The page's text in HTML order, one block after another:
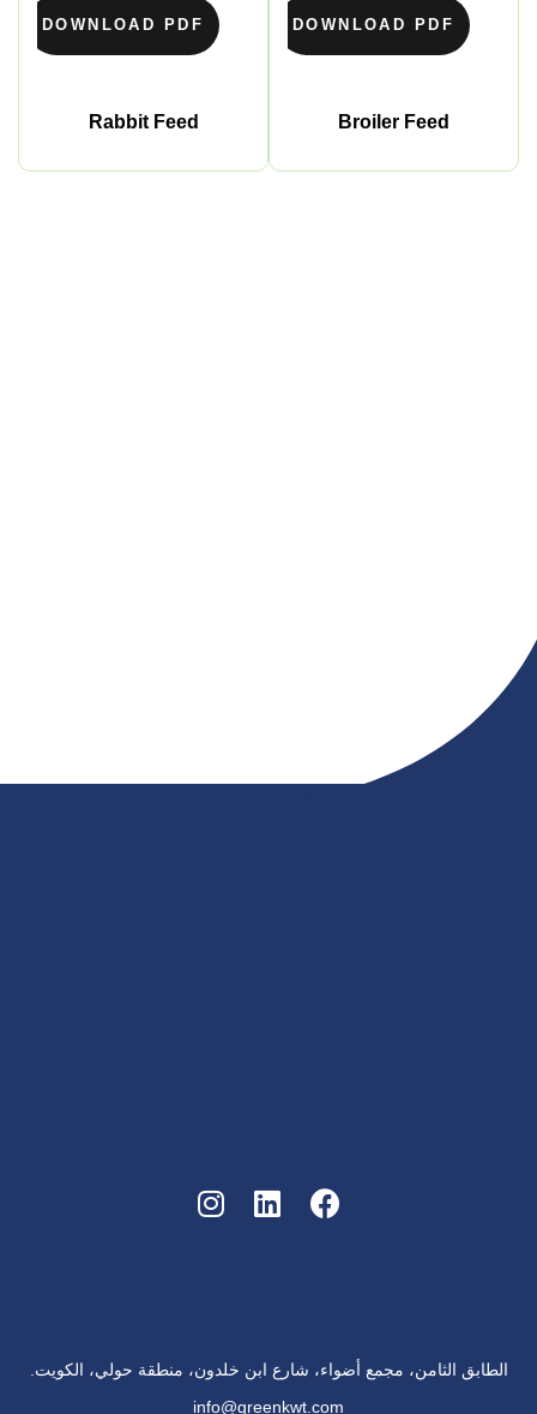
DOWNLOAD PDF
Broiler Feed
DOWNLOAD PDF
Rabbit Feed
الطابق الثامن، مجمع أضواء، شارع ابن خلدون، منطقة حولي، الكويت.
info@greenkwt.com